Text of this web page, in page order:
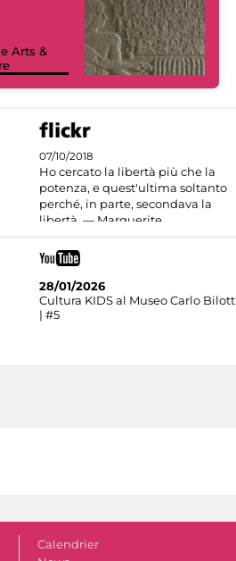
Arts &
07/10/2018
Ho cercato la libertà più che la
potenza, e quest'ultima soltanto
perché, in parte, secondava la
libertà. — Marguerite
28/01/2026
Cultura KIDS al Museo Carlo
| #5
Calendrier